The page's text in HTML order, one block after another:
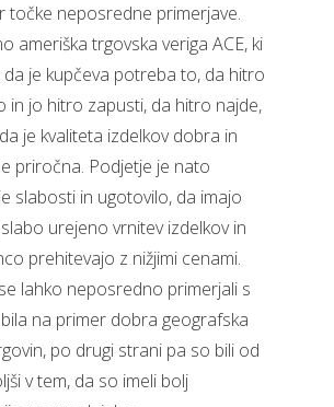
točke neposredne primerjave.
ameriška trgovska veriga ACE, ki
da je kupčeva potreba to, da hitro
in jo hitro zapusti, da hitro najde,
je kvaliteta izdelkov dobra in
priročna. Podjetje je nato
slabosti in ugotovilo, da imajo
urejeno vrnitev izdelkov in
prehitevajo z nižjimi cenami.
lahko neposredno primerjali s
na primer dobra geografska
po drugi strani pa so bili od
v tem, da so imeli bolj